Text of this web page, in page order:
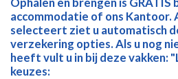
accommodatie of ons Kantoor.
selecteert ziet u automatisch
verzekering opties. Als u nog
heeft vult u in bij deze vakken:
keuzes: